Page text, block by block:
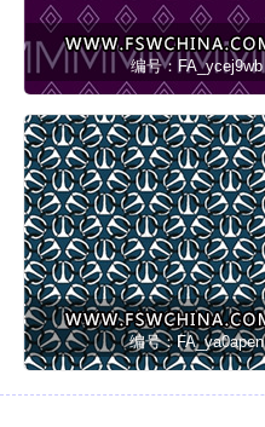
编号：FA_ycej9wb
编号：FA_ya0apen